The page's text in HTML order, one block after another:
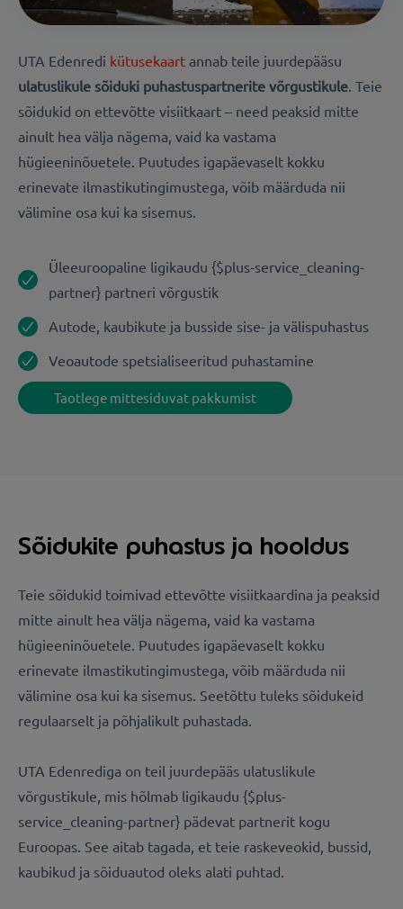
UTA Edenredi kütusekaart annab teile juurdepääsu
ulatuslikule sõiduki puhastuspartnerite võrgustikule. Teie
sõidukid on ettevõtte visiitkaart – need peaksid mitte
ainult hea välja nägema, vaid ka vastama
hügieeninõuetele. Puutudes igapäevaselt kokku
erinevate ilmastikutingimustega, võib määrduda nii
välimine osa kui ka sisemus.
Üleeuroopaline ligikaudu {$plus-service_cleaning-
partner} partneri võrgustik
Autode, kaubikute ja busside sise- ja välispuhastus
Veoautode spetsialiseeritud puhastamine
Taotlege mittesiduvat pakkumist
Sõidukite puhastus ja hooldus
Teie sõidukid toimivad ettevõtte visiitkaardina ja peaksid
mitte ainult hea välja nägema, vaid ka vastama
hügieeninõuetele. Puutudes igapäevaselt kokku
erinevate ilmastikutingimustega, võib määrduda nii
välimine osa kui ka sisemus. Seetõttu tuleks sõidukeid
regulaarselt ja põhjalikult puhastada.
UTA Edenrediga on teil juurdepääs ulatuslikule
võrgustikule, mis hõlmab ligikaudu {$plus-
service_cleaning-partner} pädevat partnerit kogu
Euroopas. See aitab tagada, et teie raskeveokid, bussid,
kaubikud ja sõiduautod oleks alati puhtad.